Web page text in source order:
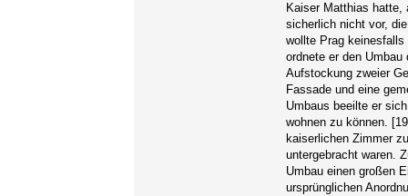
Kaiser Matthias
sicherlich nicht vor,
wollte Prag
ordnete er den
Aufstockung zweier
Fassade und eine
Umbaus beeilte er
wohnen zu können.
kaiserlichen Zimmer
untergebracht waren.
Umbau einen großen
ursprünglichen